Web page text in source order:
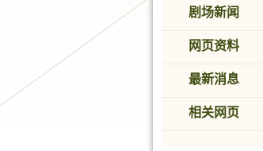
剧场新闻
网页资料
最新消息
相关网页